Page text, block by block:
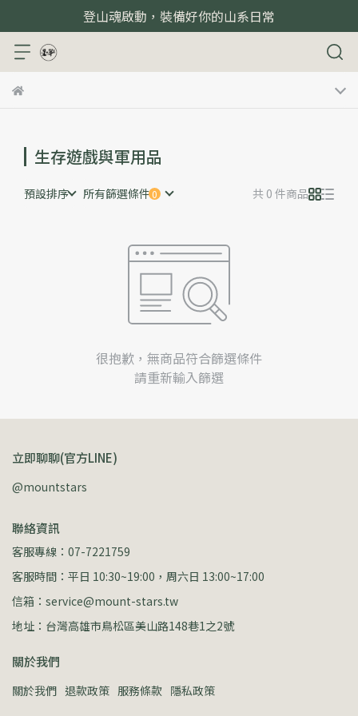
登山魂啟動，裝備好你的山系日常
生存遊戲與軍用品
預設排序 所有篩選條件 共 0 件商品
很抱歉，無商品符合篩選條件
請重新輸入篩選
立即聊聊(官方LINE)
@mountstars
聯絡資訊
客服專線：07-7221759
客服時間：平日 10:30~19:00，周六日 13:00~17:00
信箱：service@mount-stars.tw
地址：台灣高雄市鳥松區美山路148巷1之2號
關於我們
關於我們 退款政策 服務條款 隱私政策